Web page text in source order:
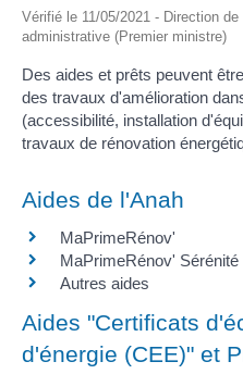
Vérifié le 11/05/2021 - Direction
administrative (Premier ministre)
Des aides et prêts peuvent
des travaux d'amélioration
(accessibilité, installation
travaux de rénovation
Aides de l'Anah
MaPrimeRénov'
MaPrimeRénov' Sérénité
Autres aides
Aides "Certificats
d'énergie (CEE)" et